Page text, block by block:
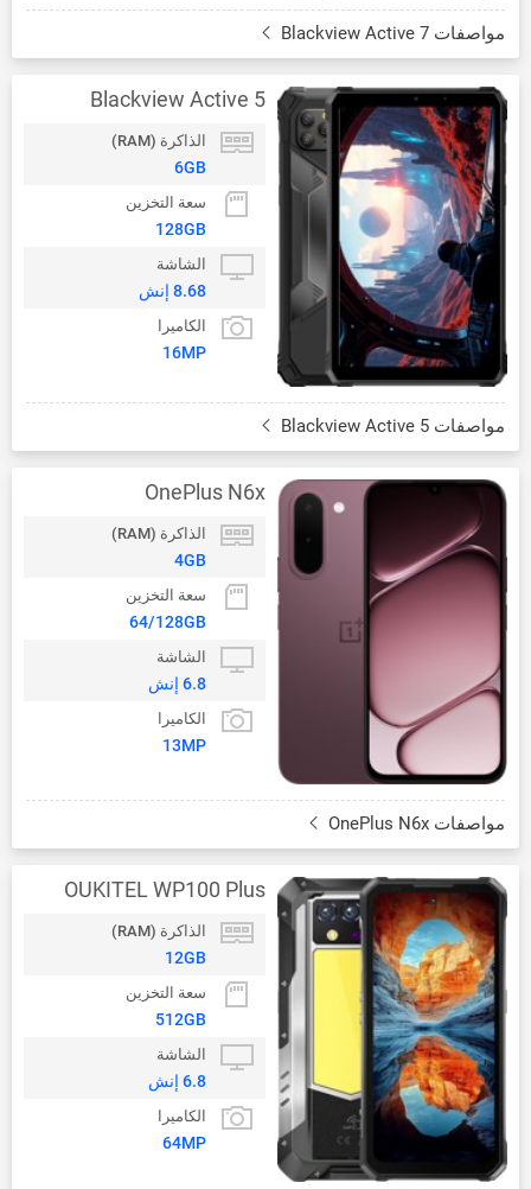
مواصفات Blackview Active 7
Blackview Active 5
الذاكرة (RAM)
6GB
سعة التخزين
128GB
الشاشة
8.68 إنش
الكاميرا
16MP
مواصفات Blackview Active 5
OnePlus N6x
الذاكرة (RAM)
4GB
سعة التخزين
64/128GB
الشاشة
6.8 إنش
الكاميرا
13MP
مواصفات OnePlus N6x
OUKITEL WP100 Plus
الذاكرة (RAM)
12GB
سعة التخزين
512GB
الشاشة
6.8 إنش
الكاميرا
64MP